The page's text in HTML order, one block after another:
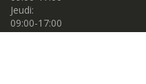
Jeudi:
09:00-17:00
Vendredi: